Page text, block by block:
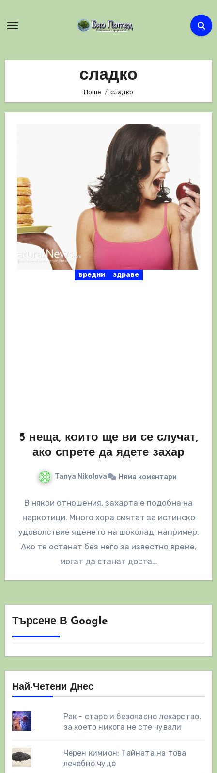
сладко
Home сладко
вредни здраве
5 неща, които ще ви се случат,
ако спрете да ядете захар
Tanya Nikolova Няма коментари
В някои отношения, захарта е подобна на
наркотици. Много хора смятат за истинско
удоволствие яденето на шоколад, например.
Ако те останат без него за известно време,
могат да станат доста…
Търсене В Google
Най-Четени Днес
Рак - старо и безопасно лекарство,
за което никога не сте чували
Черен кимион: Тайната на това
лечебно чудо